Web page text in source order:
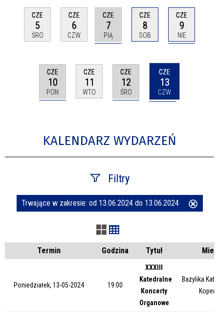
CZE
5
ŚRO
CZE
6
CZW
CZE
7
PIĄ
CZE
8
SOB
CZE
9
NIE
CZE
10
PON
CZE
11
WTO
CZE
12
ŚRO
CZE
13
CZW
KALENDARZ WYDARZEŃ
Filtry
Szukana fraza
Kategoria
Trwające w zakresie
Trwające w zakresie: od 13.06.2024 do 13.06.2024
Termin Godzina Tytuł
Poniedziałek, 13-05-2024 19:00
XXXIII
Katedralne
Koncerty
Organowe
Bazylika